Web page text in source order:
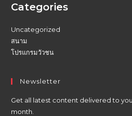
Categories
Uncategorized
สนาม
โปรแกรมวัวชน
Newsletter
Get all latest content delivered to
month.